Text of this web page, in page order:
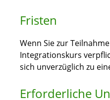
Fristen
Wenn Sie zur
Integrationskurs
sich unverzüglich zu
Erforderliche